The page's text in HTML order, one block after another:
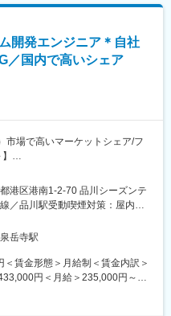
でキャリアの幅を広げられま
environment/training/
トワークシステムの設置、立ち
にて、機械の解体・組み立てな
のOJTを通じて、現場での実務
おり実機を用いたトレーニング
境です！
り、成熟度に応じて参加可能
午前・午後の半休制度もあるた
らに、担当エリアが狭いため、
の取れたワークライフを実現で
はコールセンター対応であり、
開発エンジニア＊自社
／国内で高いシェア
市場で高いマーケットシェア/フ
において、病院のオーダー情報
置に情報提供する製品（サーバ
ていただきます。全国どこから
、医療従事者の負荷を軽減し、
トを一緒に行いましょう。
港区港南1-2-70 品川シーズンテ
／品川駅受動喫煙対策：屋内喫
の定める事業所（リモートワー
岳寺駅
賃金形態＞月給制＜賃金内訳＞
円＜月給＞235,000円～